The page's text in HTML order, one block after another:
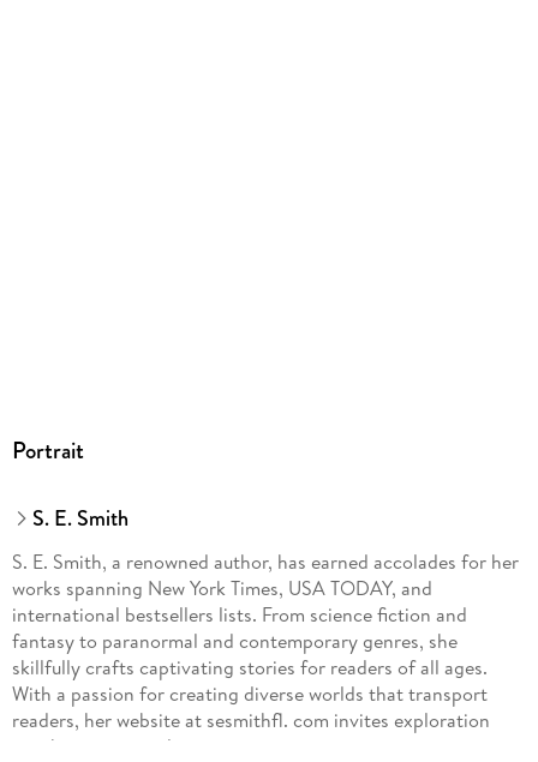
Portrait
S. E. Smith
S. E. Smith, a renowned author, has earned accolades for her
works spanning New York Times, USA TODAY, and
international bestsellers lists. From science fiction and
fantasy to paranormal and contemporary genres, she
skillfully crafts captivating stories for readers of all ages.
With a passion for creating diverse worlds that transport
readers, her website at sesmithfl. com invites exploration
into her extensive literary universe.